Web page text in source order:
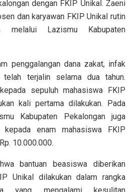
dengan FKIP Unikal. Zaeni
dan karyawan FKIP Unikal rutin
melalui Lazismu Kabupaten
penggalangan dana zakat, infak
terjalin selama dua tahun.
sepuluh mahasiswa FKIP
kali pertama dilakukan. Pada
Kabupaten Pekalongan juga
kepada enam mahasiswa FKIP
10.000.000.
bantuan beasiswa diberikan
Unikal dilakukan dalam rangka